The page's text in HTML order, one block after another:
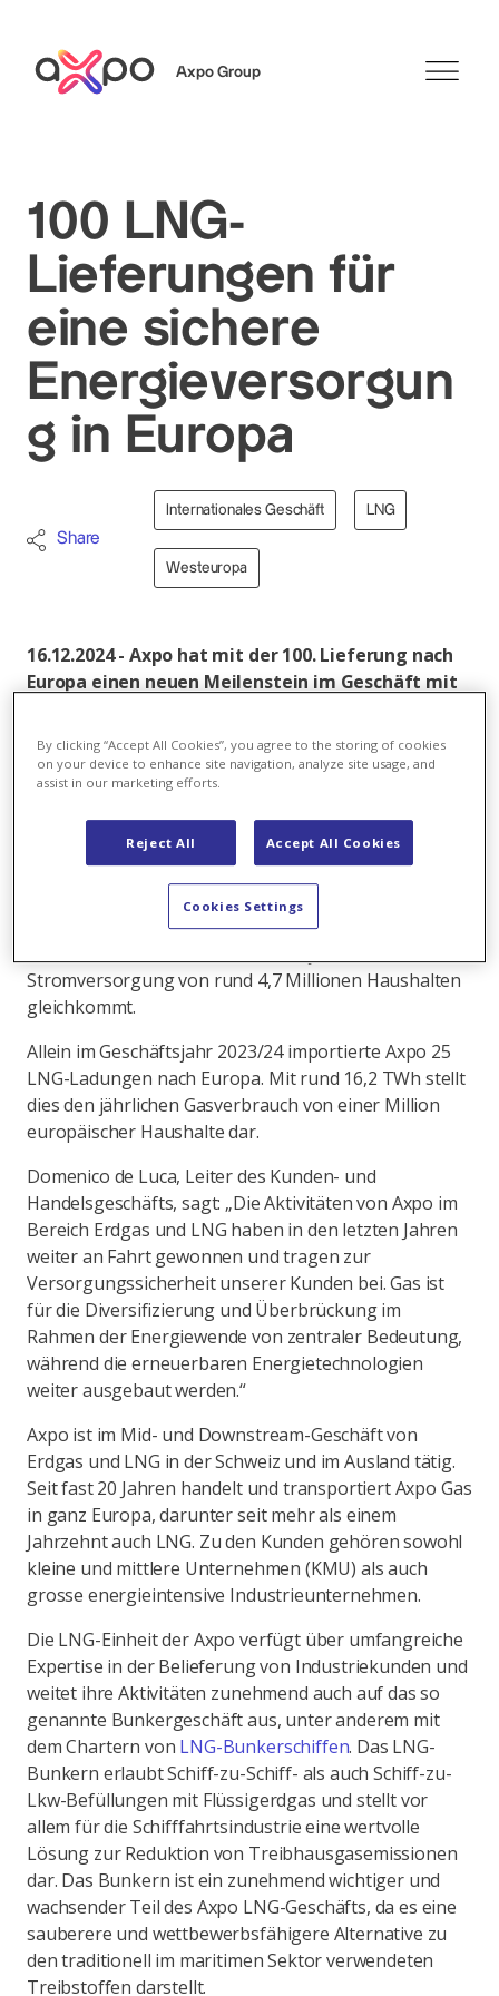
Axpo Group
100 LNG-
Lieferungen für
eine sichere
Energieversorgun
g in Europa
Share
Internationales Geschäft LNG
Westeuropa
16.12.2024 - Axpo hat mit der 100. Lieferung nach
Europa einen neuen Meilenstein im Geschäft mit
die Versorgungssicherheit von Kunden im In- und
Ausland und ist ein wichtiger Bestandteil des
Kunden- und Handelsgeschäfts.
Insgesamt lieferte Axpo zwischen Januar 2020 und
September 2024 100 LNG-Ladungen nach Europa,
vorwiegend nach Spanien, Frankreich, Italien und
Portugal. Dies entspricht einer Menge von 76,07
Stromversorgung von rund 4,7 Millionen Haushalten
gleichkommt.
Allein im Geschäftsjahr 2023/24 importierte Axpo 25
LNG-Ladungen nach Europa. Mit rund 16,2 TWh stellt
dies den jährlichen Gasverbrauch von einer Million
europäischer Haushalte dar.
Domenico de Luca, Leiter des Kunden- und
Handelsgeschäfts, sagt: „Die Aktivitäten von Axpo im
Bereich Erdgas und LNG haben in den letzten Jahren
weiter an Fahrt gewonnen und tragen zur
Versorgungssicherheit unserer Kunden bei. Gas ist
für die Diversifizierung und Überbrückung im
Rahmen der Energiewende von zentraler Bedeutung,
während die erneuerbaren Energietechnologien
weiter ausgebaut werden.“
Axpo ist im Mid- und Downstream-Geschäft von
Erdgas und LNG in der Schweiz und im Ausland tätig.
Seit fast 20 Jahren handelt und transportiert Axpo Gas
in ganz Europa, darunter seit mehr als einem
Jahrzehnt auch LNG. Zu den Kunden gehören sowohl
kleine und mittlere Unternehmen (KMU) als auch
grosse energieintensive Industrieunternehmen.
Die LNG-Einheit der Axpo verfügt über umfangreiche
Expertise in der Belieferung von Industriekunden und
weitet ihre Aktivitäten zunehmend auch auf das so
genannte Bunkergeschäft aus, unter anderem mit
dem Chartern von LNG-Bunkerschiffen. Das LNG-
Bunkern erlaubt Schiff-zu-Schiff- als auch Schiff-zu-
Lkw-Befüllungen mit Flüssigerdgas und stellt vor
allem für die Schifffahrtsindustrie eine wertvolle
Lösung zur Reduktion von Treibhausgasemissionen
dar. Das Bunkern ist ein zunehmend wichtiger und
wachsender Teil des Axpo LNG-Geschäfts, da es eine
sauberere und wettbewerbsfähigere Alternative zu
den traditionell im maritimen Sektor verwendeten
Treibstoffen darstellt.
By clicking “Accept All Cookies”, you agree to the storing of cookies
on your device to enhance site navigation, analyze site usage, and
assist in our marketing efforts.
Reject All Accept All Cookies
Cookies Settings